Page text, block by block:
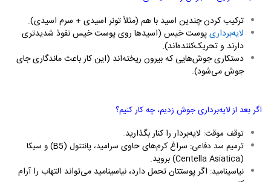
ترکیب کردن چندین اسید با هم (مثلاً تونر اسیدی + سرم اسیدی).
لایه‌برداریپوست خیس (اسیدها روی پوست خیس نفوذ شدیدتری
دارند و تحریک‌کننده‌اند).
دستکاری جوش‌هایی که بیرون ریخته‌اند (این کار باعث ماندگاری جای
جوش می‌شود).
اگر بعد از لایه‌برداری جوش زدیم، چه کار کنیم؟
توقف موقت: لایه‌بردار را کنار بگذارید.
ترمیم سد دفاعی: سراغ کرم‌های حاوی سرامید، پانتنول (B5) و سیکا
(
Centella Asiatica
)بروید.
نیاسینامید: اگر پوستتان تحمل دارد، نیاسینامید می‌تواند التهاب را آرام